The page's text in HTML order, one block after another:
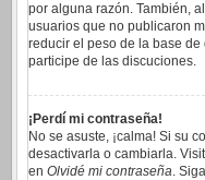
por alguna razón. También,
usuarios que no publicaron
reducir el peso de la base
participe de las discuciones.
¡Perdí mi contraseña!
No se asuste, ¡calma! Si su
desactivarla o cambiarla.
en Olvidé mi contraseña.